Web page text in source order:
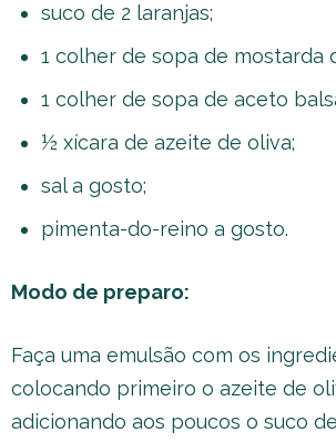
suco de 2 laranjas;
1 colher de sopa de mostarda
1 colher de sopa de aceto
½ xícara de azeite de oliva;
sal a gosto;
pimenta-do-reino a gosto.
Modo de preparo:
Faça uma emulsão com os
colocando primeiro o azeite de
adicionando aos poucos o suco